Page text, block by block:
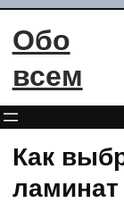
Перейти
Обо
всем
Как
ламинат